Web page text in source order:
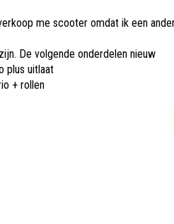
me scooter omdat ik een
De volgende onderdelen nieuw
plus uitlaat
+ rollen